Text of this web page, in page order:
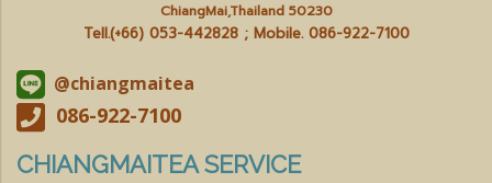
ChiangMai,Thailand 50230
Tell.(+66) 053-442828 ; Mobile. 086-922-7100
@chiangmaitea
086-922-7100
CHIANGMAITEA SERVICE